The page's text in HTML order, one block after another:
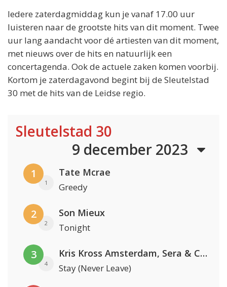
Iedere zaterdagmiddag kun je vanaf 17.00 uur
luisteren naar de grootste hits van dit moment. Twee
uur lang aandacht voor dé artiesten van dit moment,
met nieuws over de hits en natuurlijk een
concertagenda. Ook de actuele zaken komen voorbij.
Kortom je zaterdagavond begint bij de Sleutelstad
30 met de hits van de Leidse regio.
Sleutelstad 30
9 december 2023
1
1
Tate Mcrae
Greedy
2
2
Son Mieux
Tonight
3
4
Kris Kross Amsterdam, Sera & Conor Maynard
Stay (Never Leave)